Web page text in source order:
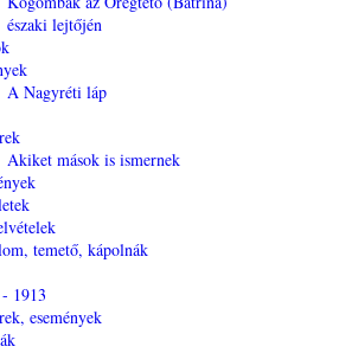
északi lejtőjén
A Nagyréti láp
Akiket mások is ismernek
temető, kápolnák
1913
események